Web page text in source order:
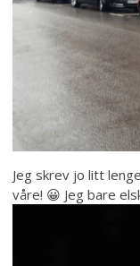
Jeg skrev jo litt
våre! 😀 Jeg bare